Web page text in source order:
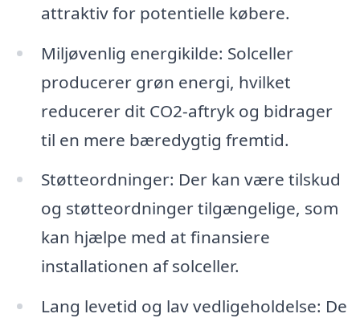
attraktiv for potentielle købere.
Miljøvenlig energikilde: Solceller
producerer grøn energi, hvilket
reducerer dit CO2-aftryk og bidrager
til en mere bæredygtig fremtid.
Støtteordninger: Der kan være tilskud
og støtteordninger tilgængelige, som
kan hjælpe med at finansiere
installationen af solceller.
Lang levetid og lav vedligeholdelse: De